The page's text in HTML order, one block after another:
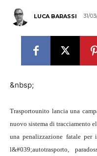
LUCA BARASSI 31/
&nbsp;
Trasportounito lancia una
nuovo sistema di tracciamento
una penalizzazione fatale per
l&#039;autotrasporto,